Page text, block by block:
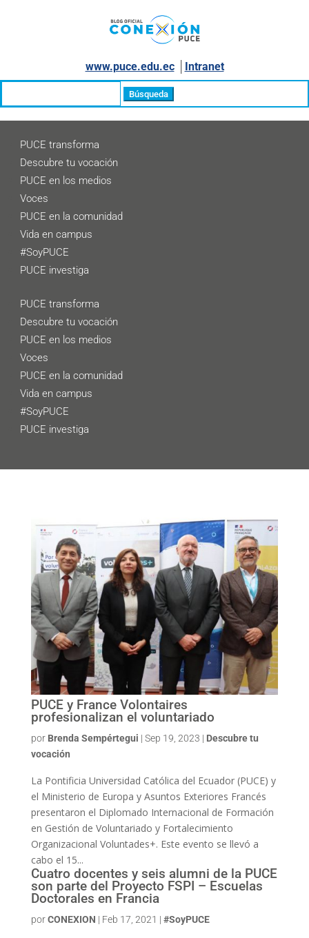
www.puce.edu.ec│ Intranet
PUCE transforma
Descubre tu vocación
PUCE en los medios
Voces
PUCE en la comunidad
Vida en campus
#SoyPUCE
PUCE investiga
PUCE transforma
Descubre tu vocación
PUCE en los medios
Voces
PUCE en la comunidad
Vida en campus
#SoyPUCE
PUCE investiga
PUCE y France Volontaires
profesionalizan el voluntariado
por Brenda Sempértegui | Sep 19, 2023 | Descubre tu
vocación
La Pontificia Universidad Católica del Ecuador (PUCE) y
el Ministerio de Europa y Asuntos Exteriores Francés
presentaron el Diplomado Internacional de Formación
en Gestión de Voluntariado y Fortalecimiento
Organizacional Voluntades+. Este evento se llevó a
cabo el 15...
Cuatro docentes y seis alumni de la PUCE
son parte del Proyecto FSPI – Escuelas
Doctorales en Francia
porCONEXION | Feb 17, 2021 | #SoyPUCE